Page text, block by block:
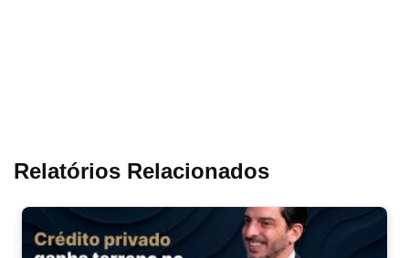
Relatórios Relacionados